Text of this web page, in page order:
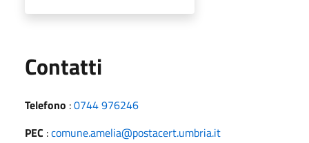
Contatti
Telefono :0744 976246
PEC :comune.amelia@postacert.umbria.it